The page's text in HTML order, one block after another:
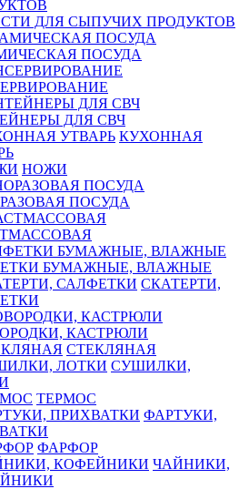
ДЛЯ СЫПУЧИХ ПРОДУКТОВ
ПОСУДА
ДЛЯ СВЧ
КУХОННАЯ
НОЖИ
ПОСУДА
БУМАЖНЫЕ, ВЛАЖНЫЕ
СКАТЕРТИ,
КАСТРЮЛИ
СТЕКЛЯНАЯ
СУШИЛКИ,
ТЕРМОС
ФАРТУКИ,
ФАРФОР
ЧАЙНИКИ,